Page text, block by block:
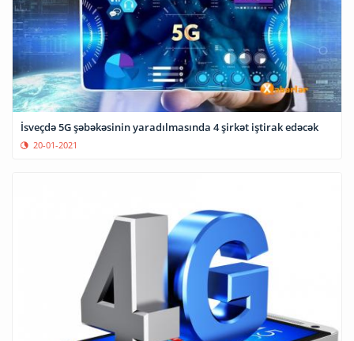
İsveçdə 5G şəbəkəsinin yaradılmasında 4 şirkət iştirak edəcək
20-01-2021